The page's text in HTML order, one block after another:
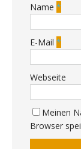
Name *
E-Mail *
Webseite
Meinen
Browser